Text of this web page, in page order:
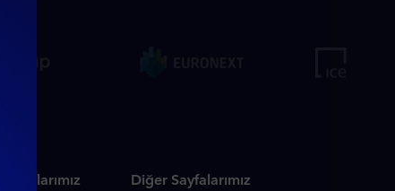
Diğer Sayfalarımız